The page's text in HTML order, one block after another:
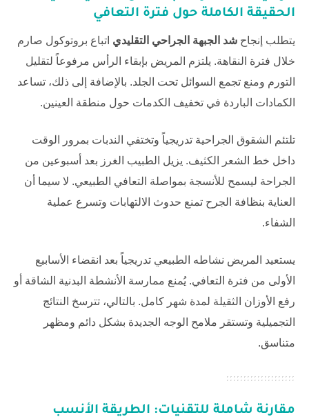
الحقيقة الكاملة حول فترة التعافي
يتطلب إنجاح شد الجبهة الجراحي التقليدي اتباع بروتوكول صارم
خلال فترة النقاهة. يلتزم المريض بإبقاء الرأس مرفوعاً لتقليل
التورم ومنع تجمع السوائل تحت الجلد. بالإضافة إلى ذلك، تساعد
الكمادات الباردة في تخفيف الكدمات حول منطقة العينين.
تلتئم الشقوق الجراحية تدريجياً وتختفي الندبات بمرور الوقت
داخل خط الشعر الكثيف. يزيل الطبيب الغرز بعد أسبوعين من
الجراحة ليسمح للأنسجة بمواصلة التعافي الطبيعي. لا سيما أن
العناية بنظافة الجرح تمنع حدوث الالتهابات وتسرع عملية
الشفاء.
يستعيد المريض نشاطه الطبيعي تدريجياً بعد انقضاء الأسابيع
الأولى من فترة التعافي. يُمنع ممارسة الأنشطة البدنية الشاقة أو
رفع الأوزان الثقيلة لمدة شهر كامل. بالتالي، تترسخ النتائج
التجميلية وتستقر ملامح الوجه الجديدة بشكل دائم ومظهر
متناسق.
مقارنة شاملة للتقنيات: الطريقة الأنسب